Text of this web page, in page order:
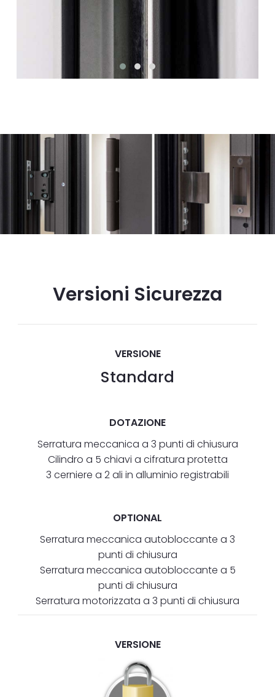
Versioni Sicurezza
VERSIONE
Standard
DOTAZIONE
Serratura meccanica a 3 punti di chiusura
Cilindro a 5 chiavi a cifratura protetta
3 cerniere a 2 ali in alluminio registrabili
OPTIONAL
Serratura meccanica autobloccante a 3
punti di chiusura
Serratura meccanica autobloccante a 5
punti di chiusura
Serratura motorizzata a 3 punti di chiusura
VERSIONE